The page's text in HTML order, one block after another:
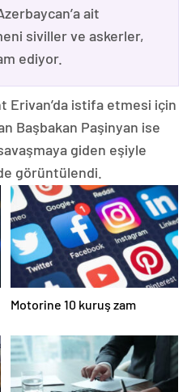
ait
siviller ve askerler,
ediyor.
Erivan’da istifa etmesi için
Başbakan Paşinyan ise
giden eşiyle
görüntülendi.
Motorine 10 kuruş zam